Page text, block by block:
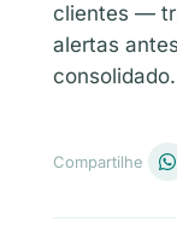
clientes —
alertas
consolidado.
Compartilhe